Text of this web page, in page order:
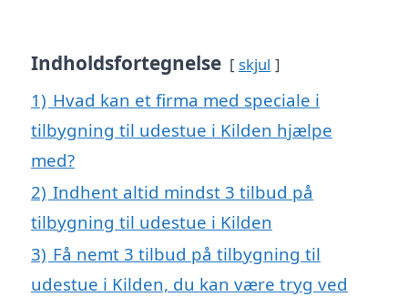
Indholdsfortegnelse skjul
1) Hvad kan et firma med speciale i
tilbygning til udestue i Kilden hjælpe
med?
2) Indhent altid mindst 3 tilbud på
tilbygning til udestue i Kilden
3) Få nemt 3 tilbud på tilbygning til
udestue i Kilden, du kan være tryg ved